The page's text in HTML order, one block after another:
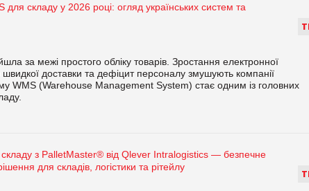
Т
для складу у 2026 році: огляд українських систем та
за межі простого обліку товарів. Зростання електронної
швидкої доставки та дефіцит персоналу змушують компанії
WMS (Warehouse Management System) стає одним із головних
Т
складу з PalletMaster® від Qlever Intralogistics — безпечне
для складів, логістики та рітейлу